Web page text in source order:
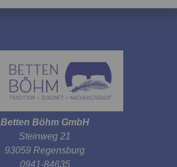
Betten Böhm GmbH
Steinweg 21
93059 Regensburg
0941-84635